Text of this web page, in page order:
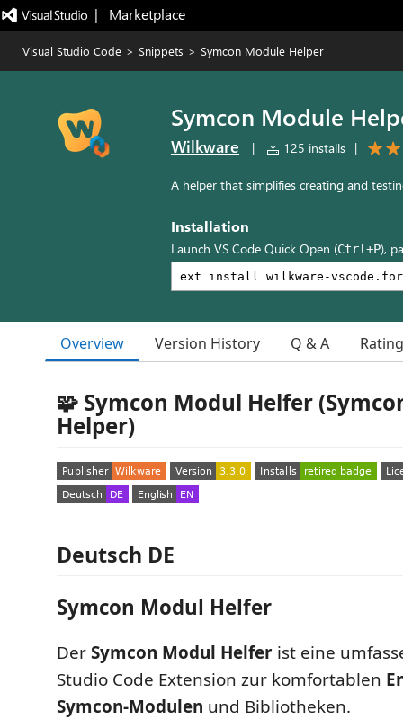
|   Marketplace
Visual Studio Code > Snippets > Symcon Module Helper
Symcon Module
Wilkware | 125 installs |
A helper that simplifies creating and
Installation
Launch VS Code Quick Open (Ctrl+P),
Overview Version History Q & A
🧩 Symcon Modul Helfer
Helper)
Deutsch DE
Symcon Modul Helfer
DerSymcon Modul Helfer ist eine
Studio Code Extension zur komfortablen
Symcon-Modulen und Bibliotheken.